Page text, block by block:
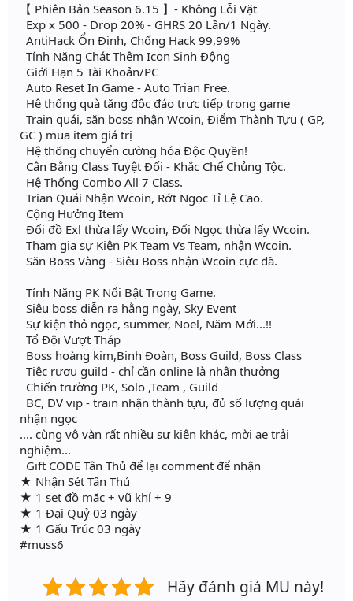
【 Phiên Bản Season 6.15 】- Không Lỗi Vặt
Exp x 500 - Drop 20% - GHRS 20 Lần/1 Ngày.
AntiHack Ổn Định, Chống Hack 99,99%
Tính Năng Chát Thêm Icon Sinh Động
Giới Hạn 5 Tài Khoản/PC
Auto Reset In Game - Auto Trian Free.
Hệ thống quà tặng độc đáo trưc tiếp trong game
Train quái, săn boss nhận Wcoin, Điểm Thành Tựu ( GP,
GC ) mua item giá trị
Hệ thống chuyển cường hóa Độc Quyền!
Cân Bằng Class Tuyệt Đối - Khắc Chế Chủng Tộc.
Hệ Thống Combo All 7 Class.
Trian Quái Nhận Wcoin, Rớt Ngọc Tỉ Lệ Cao.
Cộng Hưởng Item
Đổi đồ Exl thừa lấy Wcoin, Đổi Ngọc thừa lấy Wcoin.
Tham gia sự Kiện PK Team Vs Team, nhận Wcoin.
Săn Boss Vàng - Siêu Boss nhận Wcoin cực đã.
Tính Năng PK Nổi Bật Trong Game.
Siêu boss diễn ra hằng ngày, Sky Event
Sự kiện thỏ ngọc, summer, Noel, Năm Mới...!!
Tổ Đội Vượt Tháp
Boss hoàng kim,Binh Đoàn, Boss Guild, Boss Class
Tiệc rượu guild - chỉ cần online là nhận thưởng
Chiến trường PK, Solo ,Team , Guild
BC, DV vip - train nhận thành tựu, đủ số lượng quái
nhận ngọc
.... cùng vô vàn rất nhiều sự kiện khác, mời ae trải
nghiệm...
Gift CODE Tân Thủ để lại comment để nhận
★ Nhận Sét Tân Thủ
★ 1 set đồ mặc + vũ khí + 9
★ 1 Đại Quỷ 03 ngày
★ 1 Gấu Trúc 03 ngày
#muss6
Hãy đánh giá MU này!